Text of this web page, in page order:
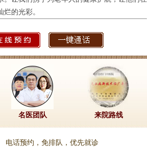
的光彩。
名医团队 来院路线
电话预约，免排队，优先就诊